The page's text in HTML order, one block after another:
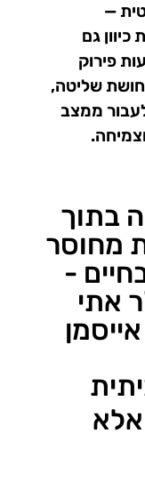
—
גם
פירוק
שליטה,
ממצב
בתוך
מחוסר
-
ד"ר אתי